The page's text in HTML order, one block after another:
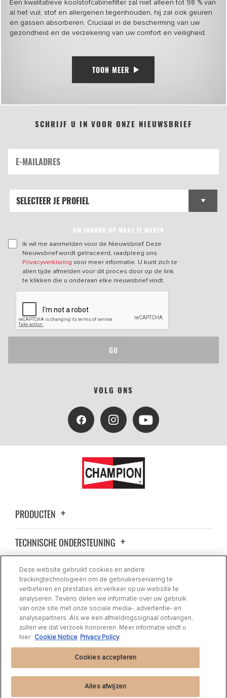
Een kwalitatieve koolstofcabinefilter zal niet alleen tot 98 % van
al het vuil, stof en allergenen tegenhouden, hij zal ook geuren
en gassen absorberen. Cruciaal in de bescherming van uw
gezondheid en de verzekering van uw comfort en veiligheid.
TOON MEER
SCHRIJF U IN VOOR ONZE NIEUWSBRIEF
OM INHOUD OP MAAT TE MAKEN
Ik wil me aanmelden voor de Nieuwsbrief. Deze
Nieuwsbrief wordt getraceerd, raadpleeg ons
Privacyverklaring voor meer informatie. U kunt zich te
allen tijde afmelden voor dit proces door op de link
te klikken die u onderaan elke nieuwsbrief vindt.
GO
VOLG ONS
PRODUCTEN
TECHNISCHE ONDERSTEUNING
OVER ONS
CONTACT
WAAR AANKOPEN
Deze website gebruikt cookies en andere
trackingtechnologieën om de gebruikerservaring te
verbeteren en prestaties en verkeer op uw website te
analyseren. Tevens delen we informatie over uw gebruik
van onze site met onze sociale media-, advertentie- en
analysepartners. Als we een afmeldingssignaal ontvangen,
zullen we dat verzoek honoreren. Meer informatie vindt u
hier: Cookie Notice Privacy Policy
Alles afwijzen
Cookies accepteren